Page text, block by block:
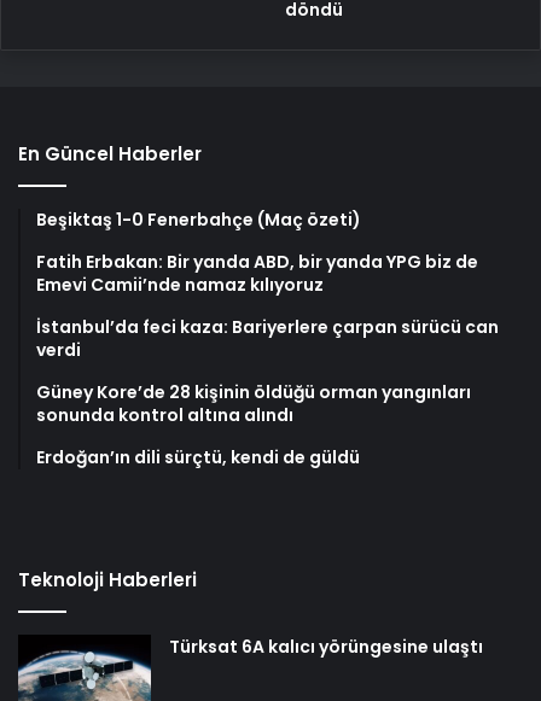
döndü
En Güncel Haberler
Beşiktaş 1-0 Fenerbahçe (Maç özeti)
Fatih Erbakan: Bir yanda ABD, bir yanda YPG biz de
Emevi Camii’nde namaz kılıyoruz
İstanbul’da feci kaza: Bariyerlere çarpan sürücü can
verdi
Güney Kore’de 28 kişinin öldüğü orman yangınları
sonunda kontrol altına alındı
Erdoğan’ın dili sürçtü, kendi de güldü
Teknoloji Haberleri
Türksat 6A kalıcı yörüngesine ulaştı